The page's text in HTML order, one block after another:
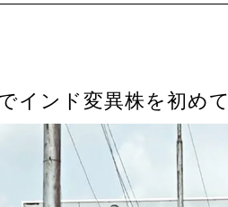
インド変異株を初め